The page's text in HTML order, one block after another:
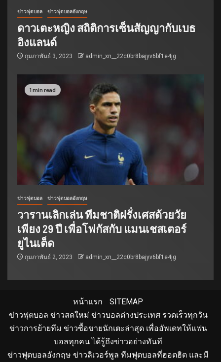
ข่าวฟุตบอล ข่าวฟุตบอลอังกฤษ
ดาวเตะหญิง สถิติการเซ็นสัญญากับเบธ
อิงแลนด์
กุมภาพันธ์ 3, 2023 admin_xn__22c0br8bajyv6bf1e4jg
1 min read
ข่าวฟุตบอล ข่าวฟุตบอลอังกฤษ
วารานเลิกเล่น ทีมชาติฝรั่งเศสด้วยวัย
เพียง 29 ปี เพื่อโฟกัสกับ แมนเชสเตอร์
ยูไนเต็ด
กุมภาพันธ์ 2, 2023 admin_xn__22c0br8bajyv6bf1e4jg
หน้าแรก
SITEMAP
ข่าวฟุตบอล ข่าวสดใหม่ ข่าวบอลต่างประเทศ รวดเร็วทุกวัน
ข่าวการย้ายทีม ข่าวซื้อขายนักเตะล่าสุด เพื่ออัพเดทให้แฟน
บอลทุกคน ได้รู้ถึงข่าวอย่างทันที
ข่าวฟุตบอลอังกฤษ ข่าวลิเวอร์พูล ทีมฟุตบอลที่ฮอตฮิต และมี